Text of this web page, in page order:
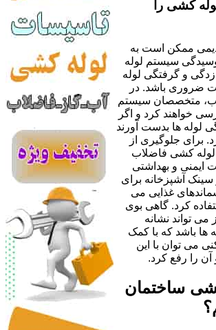
کشی را
ممکن است به
سیستم لوله
و گرفتگی لوله
ضروری باشد. در
متخصصان سیستم
خواهند کرد و اگر
لوله ها بدست آورند
برای جلوگیری از
کشی فاضلاب
ایمنی و بهداشتی
آشپزخانه برای
غذایی می
کرد. گاهی بوی
می تواند نشانه
ها باشد که با کمک
می توان با این
را رفع کرد.
ساختمان